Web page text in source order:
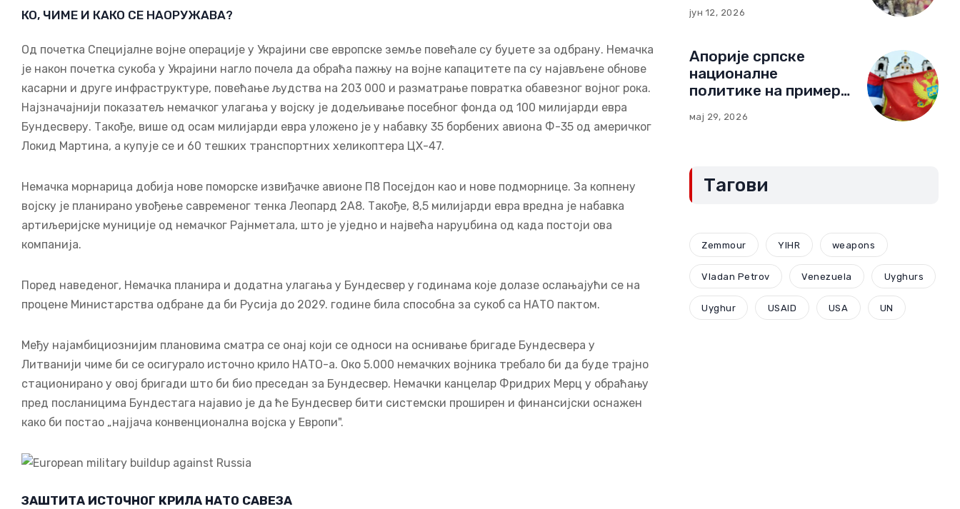
КО, ЧИМЕ И КАКО СЕ НАОРУЖАВА?
Од почетка Специјалне војне операције у Украјини све европске земље повећале су буџете за одбрану. Немачка
је након почетка сукоба у Украјини нагло почела да обраћа пажњу на војне капацитете па су најављене обнове
касарни и друге инфраструктуре, повећање људства на 203 000 и разматрање повратка обавезног војног рока.
Најзначајнији показатељ немачког улагања у војску је додељивање посебног фонда од 100 милијарди евра
Бундесверу. Такође, више од осам милијарди евра уложено је у набавку 35 борбених авиона Ф-35 од америчког
Локид Мартина, а купује се и 60 тешких транспортних хеликоптера ЦХ-47.
Немачка морнарица добија нове поморске извиђачке авионе П8 Посејдон као и нове подморнице. За копнену
војску је планирано увођење савременог тенка Леопард 2А8. Такође, 8,5 милијарди евра вредна је набавка
артиљеријске муниције од немачког Рајнметала, што је уједно и највећа наруџбина од када постоји ова
компанија.
Поред наведеног, Немачка планира и додатна улагања у Бундесвер у годинама које долазе ослањајући се на
процене Министарства одбране да би Русија до 2029. године била способна за сукоб са НАТО пактом.
Међу најамбициознијим плановима сматра се онај који се односи на оснивање бригаде Бундесвера у
Литванији чиме би се осигурало источно крило НАТО-а. Око 5.000 немачких војника требало би да буде трајно
стационирано у овој бригади што би био преседан за Бундесвер. Немачки канцелар Фридрих Мерц у обраћању
пред посланицима Бундестага најавио је да ће Бундесвер бити системски проширен и финансијски оснажен
како би постао „најјача конвенционална војска у Европи".
ЗАШТИТА ИСТОЧНОГ КРИЛА НАТО САВЕЗА
јун 12, 2026
Апорије српске
националне
политике на примеру
Компромиси и
мај 29, 2026
Тагови
Zemmour YIHR weapons
Vladan Petrov Venezuela Uyghurs
Uyghur USAID USA UN